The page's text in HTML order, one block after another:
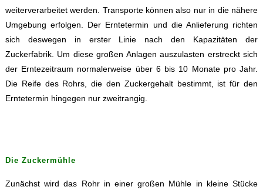
weiterverarbeitet werden. Transporte können also nur in die nähere
Umgebung erfolgen. Der Erntetermin und die Anlieferung richten
sich deswegen in erster Linie nach den Kapazitäten der
Zuckerfabrik. Um diese großen Anlagen auszulasten erstreckt sich
der Erntezeitraum normalerweise über 6 bis 10 Monate pro Jahr.
Die Reife des Rohrs, die den Zuckergehalt bestimmt, ist für den
Erntetermin hingegen nur zweitrangig.
Die Zuckermühle
Zunächst wird das Rohr in einer großen Mühle in kleine Stücke